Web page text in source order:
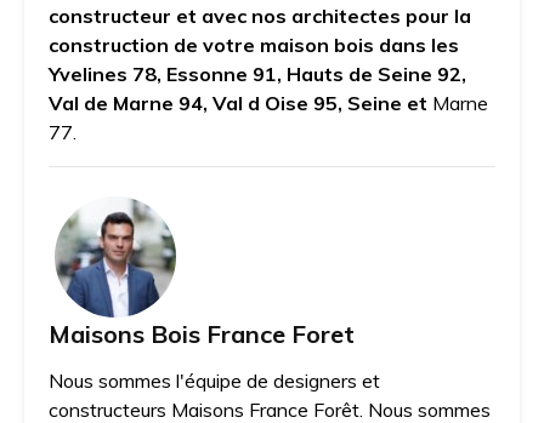
constructeur et avec nos architectes pour la
construction de votre maison bois dans les
Yvelines 78, Essonne 91, Hauts de Seine 92,
Val de Marne 94, Val d Oise 95, Seine et Marne
77.
Maisons Bois France Foret
Nous sommes l'équipe de designers et
constructeurs Maisons France Forêt. Nous sommes